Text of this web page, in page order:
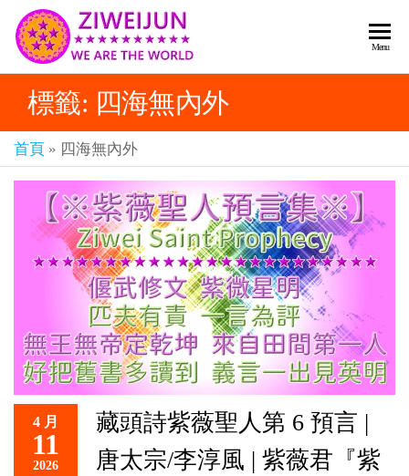
紫薇
聖人
《推
背
圖》
預
言-
紫薇
君寰
宇傳
奇官
網
救
樂
人
人
都
是
彌
賽
亞-
個
個
都
救
世
主
Menu
標籤: 四海無內外
首頁 » 四海無內外
4 月
11
2026
藏頭詩紫薇聖人第 6 預言 |
唐太宗/李淳風 | 紫薇君『紫